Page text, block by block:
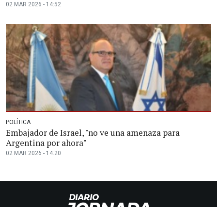
02 MAR 2026 - 14:52
POLÍTICA
Embajador de Israel, "no ve una amenaza para
Argentina por ahora"
02 MAR 2026 - 14:20